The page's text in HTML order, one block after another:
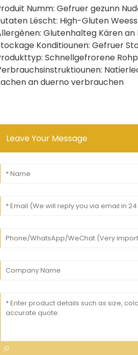
Numm: Gefruer gezunn
Lëscht: High-Gluten
Glutenhalteg Kären
Konditiounen: Gefruer
Schnellgefrorene
an duerno verbrauchen
Leave Your Message